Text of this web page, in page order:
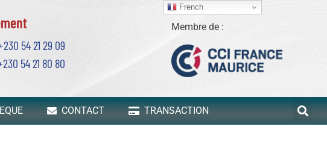
54 21 29 09
54 21 80 80
Membre de :
CONTACT TRANSACTION
French